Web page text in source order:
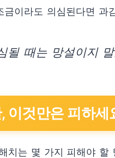
이라도 의심된다면 과
될 때는 망설이지
이것만은 피하세
치는 몇 가지 피해야